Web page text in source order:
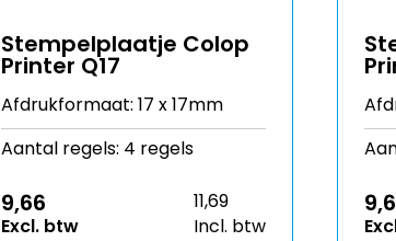
Stempelplaatje Colop
Printer Q17
Afdrukformaat: 17 x 17mm
Aantal regels: 4 regels
9,66
Excl. btw
11,69
Incl. btw